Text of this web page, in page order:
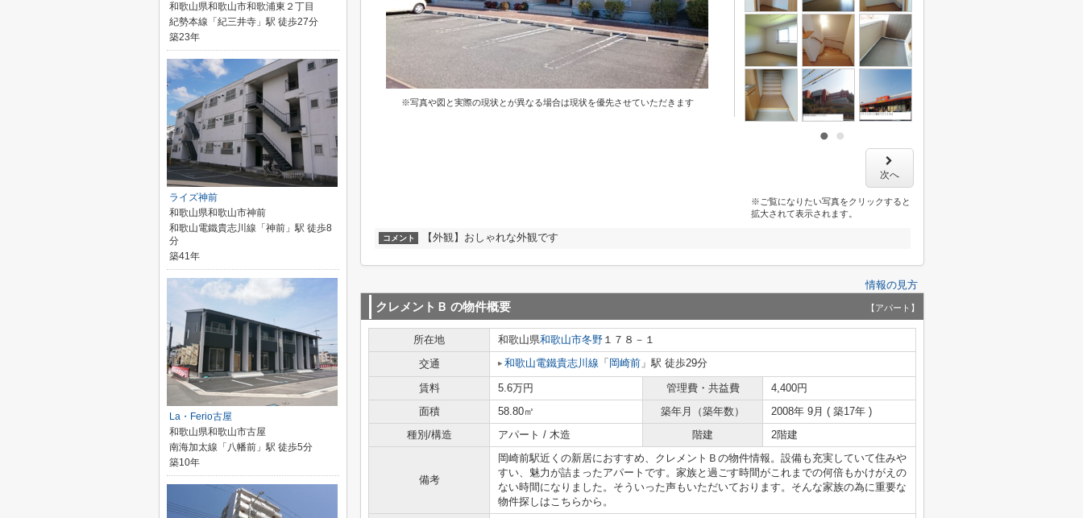
※写真や図と実際の現状とが異なる場合は現状を優先させていただきます
次へ
※ご覧になりたい写真をクリックすると
拡大されて表示されます。
コメント 【外観】おしゃれな外観です
情報の見方
クレメントＢ の物件概要 【アパート】
所在地 和歌山県和歌山市冬野 １７８－１
交通
和歌山電鐵貴志川線 「 岡崎前 」駅 徒歩29分
賃料 5.6万円 管理費・共益費
4,400円
面積
58.80㎡ 築年月（築年数）
2008年 9月 ( 築17年 )
種別/構造
アパート / 木造 階建 2階建
備考
岡崎前駅近くの新居におすすめ、クレメントＢの物件情報。設備も充実していて住みや
すい、魅力が詰まったアパートです。家族と過ごす時間がこれまでの何倍もかけがえの
ない時間になりました。そういった声もいただいております。そんな家族の為に重要な
物件探しはこちらから。
和歌山県和歌山市和歌浦東２丁目
紀勢本線「紀三井寺」駅 徒歩27分
築23年
ライズ神前
和歌山県和歌山市神前
和歌山電鐵貴志川線「神前」駅 徒歩8
分
築41年
La・Ferio古屋
和歌山県和歌山市古屋
南海加太線「八幡前」駅 徒歩5分
築10年